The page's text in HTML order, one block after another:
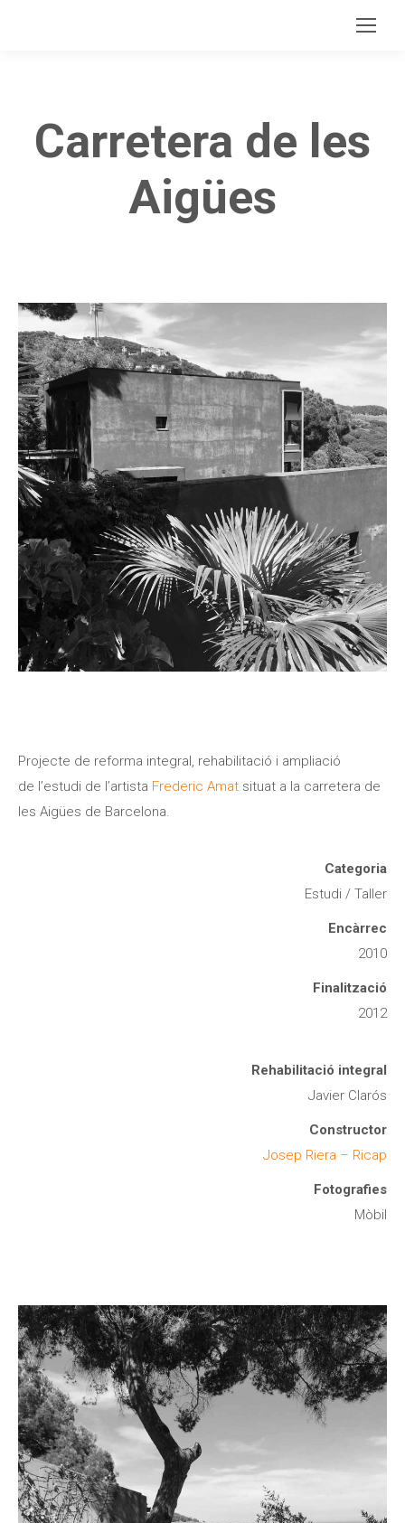
Carretera de les
Aigües
Projecte de reforma integral, rehabilitació i ampliació
de l’estudi de l’artista Frederic Amat situat a la carretera de
les Aigües de Barcelona.
Categoria
Estudi / Taller
Encàrrec
2010
Finalització
2012
Rehabilitació integral
Javier Clarós
Constructor
Josep Riera – Ricap
Fotografies
Mòbil